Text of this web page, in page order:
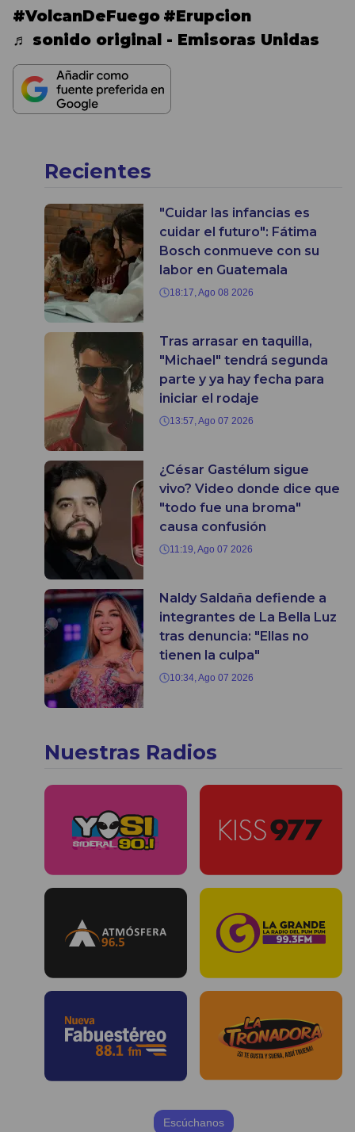
#VolcanDeFuego #Erupcion
♬ sonido original - Emisoras Unidas
Recientes
"Cuidar las infancias es
cuidar el futuro": Fátima
Bosch conmueve con su
labor en Guatemala
18:17, Ago 08 2026
Tras arrasar en taquilla,
"Michael" tendrá segunda
parte y ya hay fecha para
iniciar el rodaje
13:57, Ago 07 2026
¿César Gastélum sigue
vivo? Video donde dice que
"todo fue una broma"
causa confusión
11:19, Ago 07 2026
Naldy Saldaña defiende a
integrantes de La Bella Luz
tras denuncia: "Ellas no
tienen la culpa"
10:34, Ago 07 2026
Nuestras Radios
Escúchanos